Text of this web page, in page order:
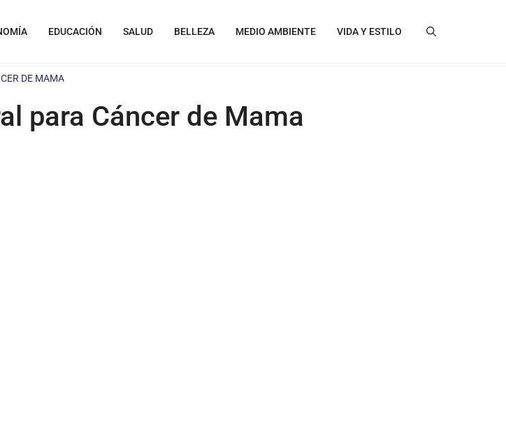
EDUCACIÓN SALUD BELLEZA MEDIO AMBIENTE VIDA Y ESTILO
DE MAMA
para Cáncer de Mama